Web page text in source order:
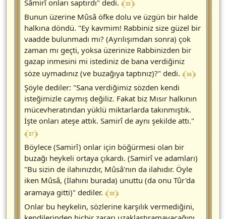
Sâmirî onları saptırdı" dedi. ﴾ 85 ﴿
Bunun üzerine Mûsâ öfke dolu ve üzgün bir halde
halkına döndü. "Ey kavmim! Rabbiniz size güzel bir
vaadde bulunmadı mı? (Ayrılışımdan sonra) çok
zaman mı geçti, yoksa üzerinize Rabbinizden bir
gazap inmesini mi istediniz de bana verdiğiniz
söze uymadınız (ve buzağıya taptınız)?" dedi. ﴾ 86 ﴿
Şöyle dediler: "Sana verdiğimiz sözden kendi
isteğimizle caymış değiliz. Fakat biz Mısır halkının
mücevheratından yüklü miktarlarda takınmıştık.
İşte onları ateşe attık. Samirî de aynı şekilde attı."
﴾ 87 ﴿
Böylece (Samirî) onlar için böğürmesi olan bir
buzağı heykeli ortaya çıkardı. (Samirî ve adamları)
"Bu sizin de ilahınızdır, Mûsâ'nın da ilahıdır. Öyle
iken Mûsâ, (İlahını burada) unuttu (da onu Tûr'da
aramaya gitti)" dediler. ﴾ 88 ﴿
Onlar bu heykelin, sözlerine karşılık vermediğini,